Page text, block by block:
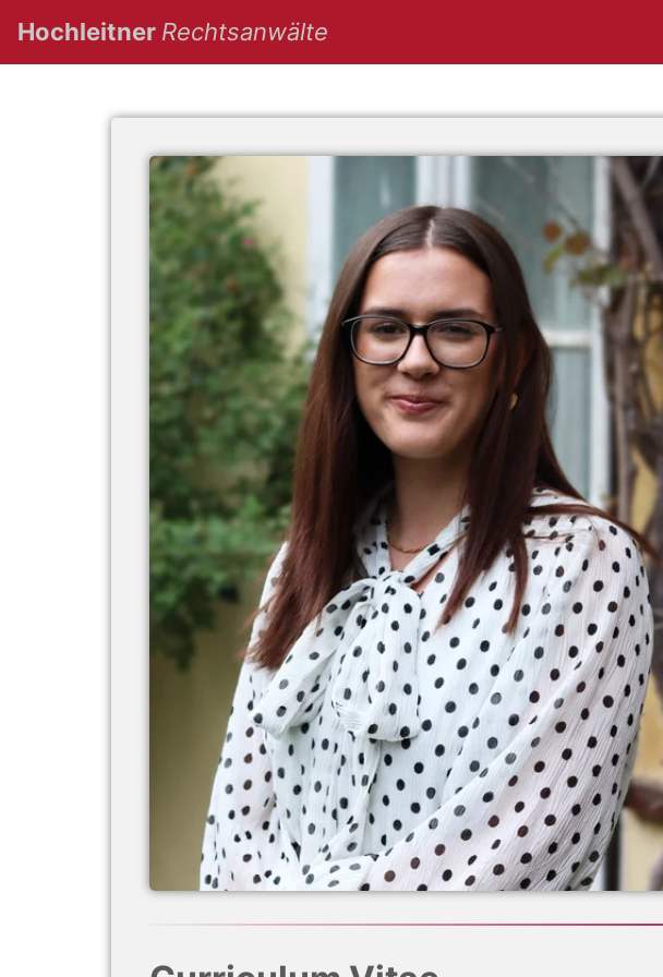
Hochleitner Rechtsanwälte